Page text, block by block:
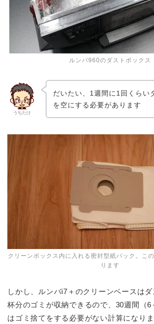
ルンバ960のダストボックス
うちたけ
だいたい、1週間に1回くらい
を空にする必要があります
クリーンボックス内に入れる密封型紙パック。こ
ります
しかし、ルンバi7＋のクリーンベースは
杯分のゴミが収納できるので、30週間（6
はゴミ捨てをする必要がない計算になり